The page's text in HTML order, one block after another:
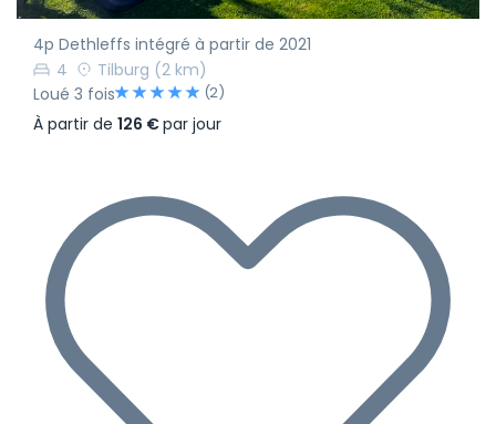
4p Dethleffs intégré à partir de 2021
4
Tilburg (2 km)
Loué 3 fois
(2)
À partir de 126 €par jour